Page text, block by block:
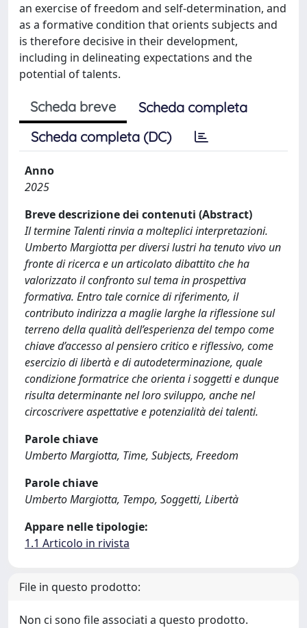
an exercise of freedom and self-determination, and
as a formative condition that orients subjects and
is therefore decisive in their development,
including in delineating expectations and the
potential of talents.
Scheda breve
Scheda completa
Scheda completa (DC)
Anno
2025
Breve descrizione dei contenuti (Abstract)
Il termine Talenti rinvia a molteplici interpretazioni.
Umberto Margiotta per diversi lustri ha tenuto vivo un
fronte di ricerca e un articolato dibattito che ha
valorizzato il confronto sul tema in prospettiva
formativa. Entro tale cornice di riferimento, il
contributo indirizza a maglie larghe la riflessione sul
terreno della qualità dell’esperienza del tempo come
chiave d’accesso al pensiero critico e riflessivo, come
esercizio di libertà e di autodeterminazione, quale
condizione formatrice che orienta i soggetti e dunque
risulta determinante nel loro sviluppo, anche nel
circoscrivere aspettative e potenzialità dei talenti.
Parole chiave
Umberto Margiotta, Time, Subjects, Freedom
Parole chiave
Umberto Margiotta, Tempo, Soggetti, Libertà
Appare nelle tipologie:
1.1 Articolo in rivista
File in questo prodotto:
Non ci sono file associati a questo prodotto.